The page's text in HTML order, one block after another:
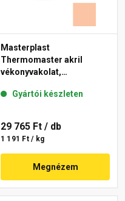
Masterplast
Thermomaster akril
vékonyvakolat,
11-D 25 kg
Gyártói készleten
29 765 Ft / db
1 191 Ft / kg
Megnézem